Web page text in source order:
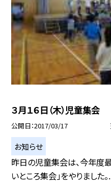
３月１６日（木）児童集会
公開日 2017/03/17
お知らせ
昨日の児童集会は、今年度
いところ集会」をやりました。